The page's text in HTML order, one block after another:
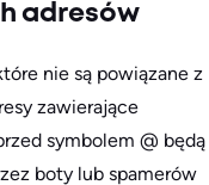
adresów
nie są powiązane z
zawierające
symbolem @ będą
boty lub spamerów